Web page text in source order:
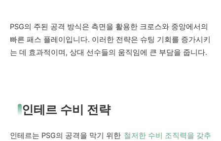
PSG의 주된 공격 방식은 측면을 활용한 크로스와 중앙에서의
빠른 패스 플레이입니다. 이러한 전략은 슈팅 기회를 증가시키
는 데 효과적이며, 상대 선수들의 움직임에 큰 부담을 줍니다.
인테르 수비 전략
인테르는 PSG의 공격을 막기 위한 철저한 수비 조직력을 갖추